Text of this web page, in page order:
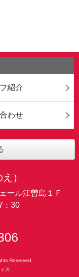
紹介
わせ
）
ール江曽島１Ｆ
：30
Reserved.
ス